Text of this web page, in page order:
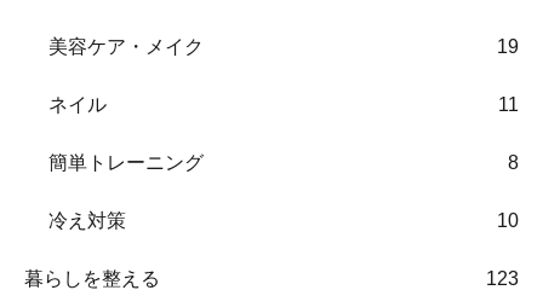
美容ケア・メイク 19
ネイル 11
簡単トレーニング 8
冷え対策 10
暮らしを整える 123